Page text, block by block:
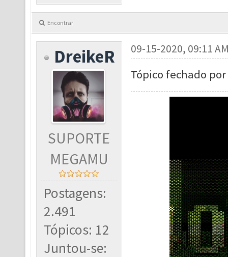
Encontrar
DreikeR
SUPORTE
MEGAMU
Postagens:
2.491
Tópicos: 12
Juntou-se:
09-15-2020, 09:11
Tópico fechado